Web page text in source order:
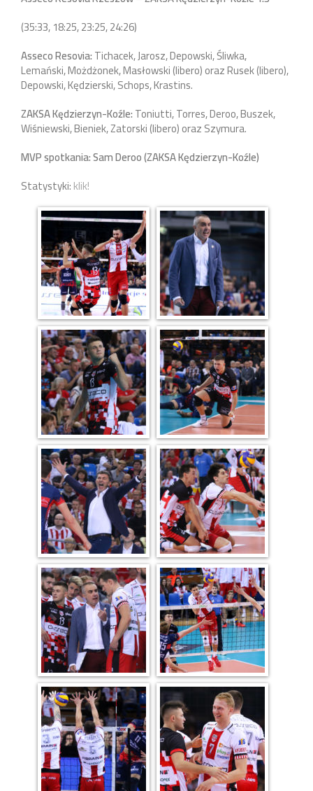
(35:33, 18:25, 23:25, 24:26)
Asseco Resovia:Tichacek, Jarosz, Depowski, Śliwka,
Lemański, Możdżonek, Masłowski (libero) oraz Rusek (libero),
Depowski, Kędzierski, Schops, Krastins.
ZAKSA Kędzierzyn-Koźle:Toniutti, Torres, Deroo, Buszek,
Wiśniewski, Bieniek, Zatorski (libero) oraz Szymura.
MVP spotkania: Sam Deroo (ZAKSA Kędzierzyn-Koźle)
Statystyki:klik!